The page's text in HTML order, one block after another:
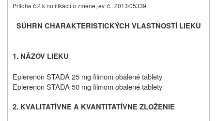
Príloha č.2 k notifikácii o zmene, ev. č.: 2013/05339
SÚHRN CHARAKTERISTICKÝCH VLASTNOSTÍ LIEKU
1. NÁZOV LIEKU
Eplerenon STADA 25 mg filmom obalené tablety
Eplerenon STADA 50 mg filmom obalené tablety
2. KVALITATÍVNE A KVANTITATÍVNE ZLOŽENIE